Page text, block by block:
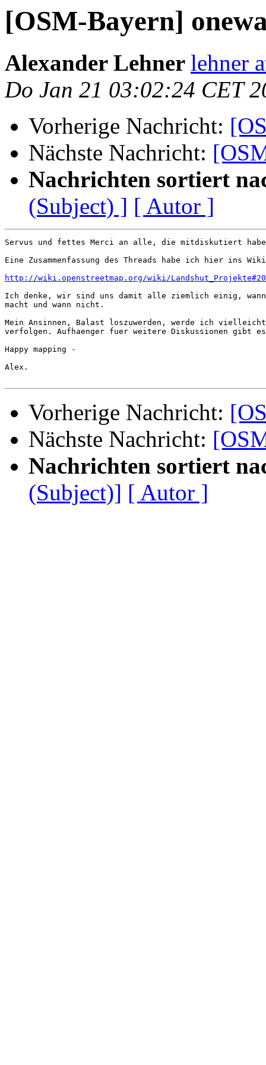
[OSM-Bayern]
Alexander Lehner lehner
Do Jan 21 03:02:24 CET
Vorherige Nachricht:
Nächste Nachricht:
Nachrichten sortiert
(Subject) ] [ Autor ]
Servus und fettes Merci an alle, die mitdiskutiert
Eine Zusammenfassung des Threads habe ich hier ins
http://wiki.openstreetmap.org/wiki/
Ich denke, wir sind uns damit alle ziemlich einig, wann
macht und wann nicht.
Mein Ansinnen, Balast loszuwerden, werde ich
verfolgen. Aufhaenger fuer weitere Diskussionen gibt
Happy mapping -
Alex.
Vorherige Nachricht:
Nächste Nachricht:
Nachrichten sortiert
(Subject)] [ Autor ]